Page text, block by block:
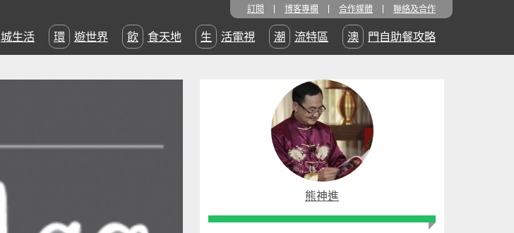
訂閱 博客專欄 合作媒體 聯絡及合作
澳城生活 環遊世界 飲食天地 生活電視 潮流特區 澳門自助餐攻略
熊神進